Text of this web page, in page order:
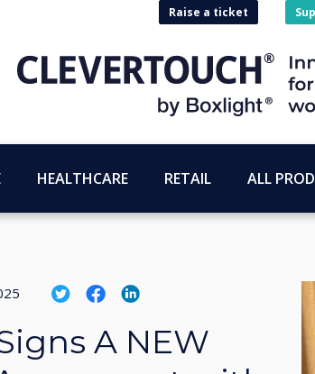
Raise a ticket
HEALTHCARE RETAIL ALL
A NEW